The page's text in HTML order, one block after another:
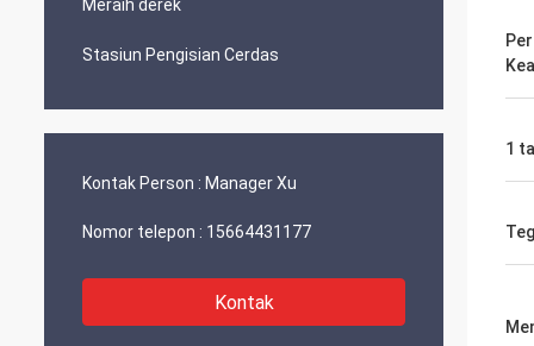
Meraih derek
Stasiun Pengisian Cerdas
Kontak Person : Manager Xu
Nomor telepon : 15664431177
Kontak
1